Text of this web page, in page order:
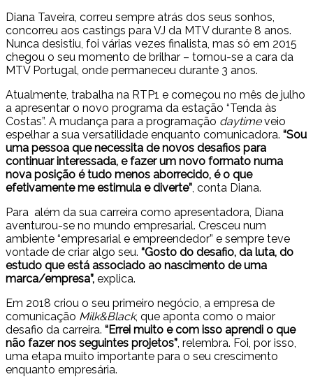
Diana Taveira, correu sempre atrás dos seus sonhos,
concorreu aos castings para VJ da MTV durante 8 anos.
Nunca desistiu, foi várias vezes finalista, mas só em 2015
chegou o seu momento de brilhar – tornou-se a cara da
MTV Portugal, onde permaneceu durante 3 anos.
Atualmente, trabalha na RTP1 e começou no mês de julho
a apresentar o novo programa da estação “Tenda às
Costas”. A mudança para a programação daytimeveio
espelhar a sua versatilidade enquanto comunicadora. “Sou
uma pessoa que necessita de novos desafios para
continuar interessada, e fazer um novo formato numa
nova posição é tudo menos aborrecido, é o que
efetivamente me estimula e diverte”, conta Diana.
Para além da sua carreira como apresentadora, Diana
aventurou-se no mundo empresarial. Cresceu num
ambiente “empresarial e empreendedor” e sempre teve
vontade de criar algo seu. “Gosto do desafio, da luta, do
estudo que está associado ao nascimento de uma
marca/empresa”, explica.
Em 2018 criou o seu primeiro negócio, a empresa de
comunicação Milk&Black, que aponta como o maior
desafio da carreira. “Errei muito e com isso aprendi o que
não fazer nos seguintes projetos”, relembra. Foi, por isso,
uma etapa muito importante para o seu crescimento
enquanto empresária.